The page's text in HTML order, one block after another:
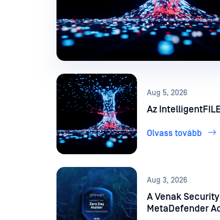
Aug 5, 2026
Az
Olvass tovább
Aug 3, 2026
A Venak
MetaDefender Adaptive Sandbox a mesterséges